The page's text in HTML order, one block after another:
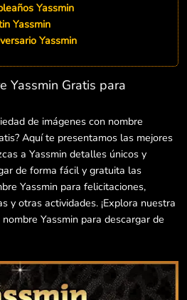
Yassmin
Yassmin
Yassmin
Yassmin Gratis para
de imágenes con nombre
Aquí te presentamos las mejores
a Yassmin detalles únicos y
de forma fácil y gratuita las
Yassmin para felicitaciones,
y otras actividades. ¡Explora nuestra
Yassmin para descargar de